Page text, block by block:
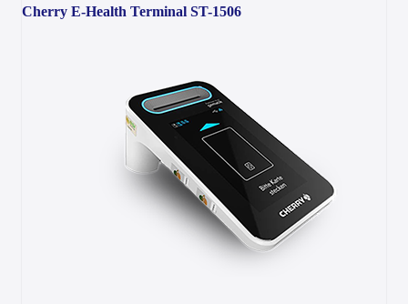
Cherry E-Health Terminal ST-1506